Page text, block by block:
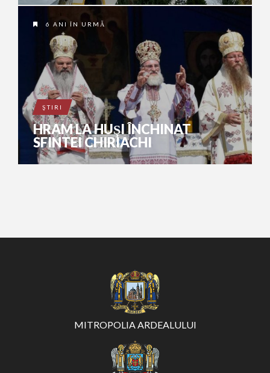
6 ANI ÎN URMĂ
ŞTIRI
HRAM LA HUŞI ÎNCHINAT
SFINTEI CHIRIACHI
MITROPOLIA ARDEALULUI